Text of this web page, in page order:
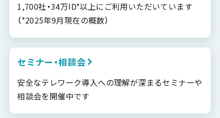
1,700社・34万ID*以上にご利用いただいています
（*2025年9月現在の概数）
セミナー・相談会
安全なテレワーク導入への理解が深まるセミナーや
相談会を開催中です